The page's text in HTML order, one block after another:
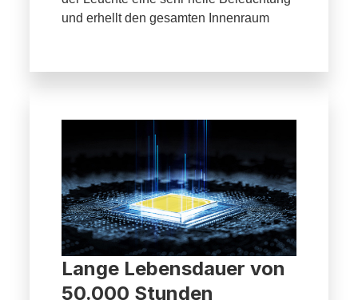
und erhellt den gesamten Innenraum
Lange Lebensdauer von
50.000 Stunden